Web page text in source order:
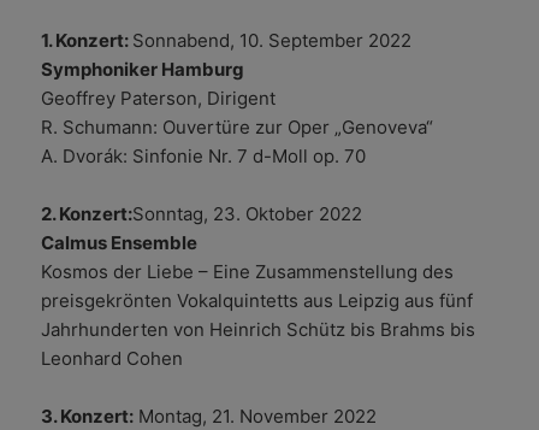
1. Konzert: Sonnabend, 10. September 2022
Symphoniker Hamburg
Geoffrey Paterson, Dirigent
R. Schumann: Ouvertüre zur Oper „Genoveva“
A. Dvorák: Sinfonie Nr. 7 d-Moll op. 70
2. Konzert:Sonntag, 23. Oktober 2022
Calmus Ensemble
Kosmos der Liebe – Eine Zusammenstellung des
preisgekrönten Vokalquintetts aus Leipzig aus fünf
Jahrhunderten von Heinrich Schütz bis Brahms bis
Leonhard Cohen
3. Konzert: Montag, 21. November 2022